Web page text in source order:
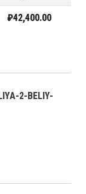
₽42,400.00
2-BELIY-